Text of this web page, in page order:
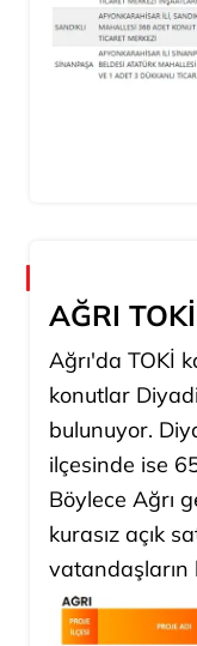
AĞRI
Ağrı'da TOKİ
konutlar
bulunuyor.
ilçesinde ise
Böylece Ağrı
kurasız açık
vatandaşların